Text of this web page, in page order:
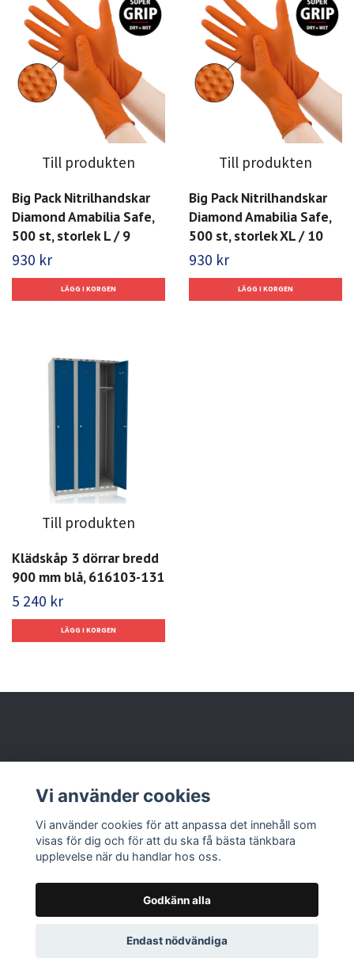
Till produkten
Big Pack Nitrilhandskar
Diamond Amabilia Safe,
500 st, storlek L / 9
930 kr
Till produkten
Big Pack Nitrilhandskar
Diamond Amabilia Safe,
500 st, storlek XL / 10
930 kr
Till produkten
Klädskåp 3 dörrar bredd
900 mm blå, 616103-131
5 240 kr
Läs mer
© 2026 Nolbox AB
Vi använder cookies
Vi använder cookies för att anpassa det innehåll som
visas för dig och för att du ska få bästa tänkbara
upplevelse när du handlar hos oss.
Godkänn alla
Endast nödvändiga